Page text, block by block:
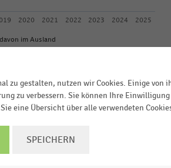
davon im Ausland
2020 2021 2022 2023 2024 2025
Discountmärkte Penny in Europa
Penny setzte im Jahr
Ungarn, Rumänien,
zu gestalten, nutzen wir Cookies. Einige von
zu verbessern. Sie können Ihre
eine Übersicht über alle verwendeten
SPEICHERN